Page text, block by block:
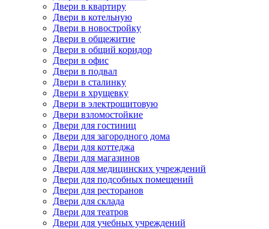
Двери в квартиру
Двери в котельную
Двери в новостройку
Двери в общежитие
Двери в общий коридор
Двери в офис
Двери в подвал
Двери в сталинку
Двери в хрущевку
Двери в электрощитовую
Двери взломостойкие
Двери для гостиниц
Двери для загородного дома
Двери для коттеджа
Двери для магазинов
Двери для медицинских учреждений
Двери для подсобных помещений
Двери для ресторанов
Двери для склада
Двери для театров
Двери для учебных учреждений